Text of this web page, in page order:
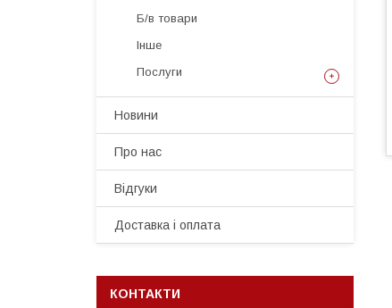
Б/в товари
Інше
Послуги
Новини
Про нас
Відгуки
Доставка і оплата
КОНТАКТИ